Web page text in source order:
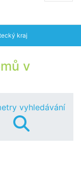
kraj
v
vyhledávání